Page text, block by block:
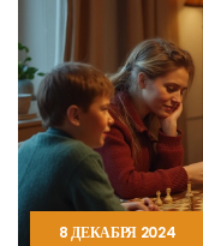
8 ДЕКАБРЯ 2024